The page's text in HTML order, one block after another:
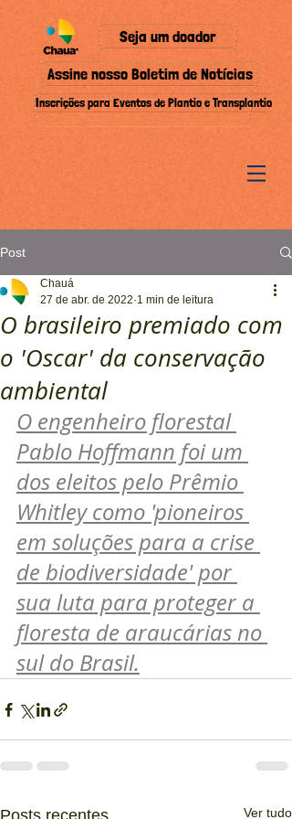
Seja um doador
Assine nosso Boletim de Notícias
Inscrições para Eventos de Plantio e Transplantio
Post
O brasileiro premiado com
o 'Oscar' da conservação
ambiental
Chauá
27 de abr. de 2022 1 min de leitura
O engenheiro florestal
Pablo Hoffmann foi um
dos eleitos pelo Prêmio
Whitley como 'pioneiros
em soluções para a crise
de biodiversidade' por
sua luta para proteger a
floresta de araucárias no
sul do Brasil.
Posts recentes Ver tudo